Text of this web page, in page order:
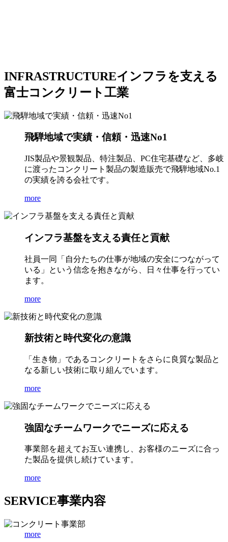
INFRASTRUCTUREインフラを支える
富士コンクリート工業
飛騨地域で実績・信頼・迅速No1
JIS製品や景観製品、特注製品、PC住宅基礎など、多岐
に渡ったコンクリート製品の製造販売で飛騨地域No.1
の実績を誇る会社です。
more
インフラ基盤を支える責任と貢献
社員一同「自分たちの仕事が地域の安全につながって
いる」という信念を抱きながら、日々仕事を行ってい
ます。
more
新技術と時代変化の意識
「生き物」であるコンクリートをさらに良質な製品と
なる新しい技術に取り組んでいます。
more
強固なチームワークでニーズに応える
事業部を超えてお互い連携し、お客様のニーズに合っ
た製品を提供し続けています。
more
SERVICE事業内容
more